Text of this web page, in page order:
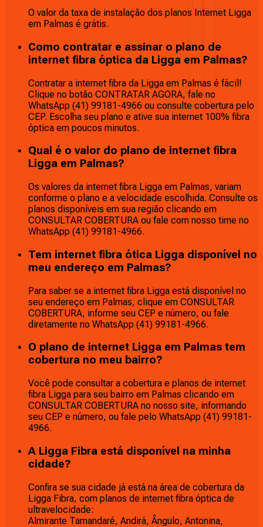
O valor da taxa de instalação dos planos Internet Ligga
em Palmas é grátis.
Como contratar e assinar o plano de
internet fibra óptica da Ligga em Palmas?
Contratar a internet fibra da Ligga em Palmas é fácil!
Clique no botão CONTRATAR AGORA, fale no
WhatsApp (41) 99181-4966 ou consulte cobertura pelo
CEP. Escolha seu plano e ative sua internet 100% fibra
óptica em poucos minutos.
Qual é o valor do plano de internet fibra
Ligga em Palmas?
Os valores da internet fibra Ligga em Palmas, variam
conforme o plano e a velocidade escolhida. Consulte os
planos disponíveis em sua região clicando em
CONSULTAR COBERTURA ou fale com nosso time no
WhatsApp (41) 99181-4966.
Tem internet fibra ótica Ligga disponível no
meu endereço em Palmas?
Para saber se a internet fibra Ligga está disponível no
seu endereço em Palmas, clique em CONSULTAR
COBERTURA, informe seu CEP e número, ou fale
diretamente no WhatsApp (41) 99181-4966.
O plano de internet Ligga em Palmas tem
cobertura no meu bairro?
Você pode consultar a cobertura e planos de internet
fibra Ligga para seu bairro em Palmas clicando em
CONSULTAR COBERTURA no nosso site, informando
seu CEP e número, ou fale pelo WhatsApp (41) 99181-
4966.
A Ligga Fibra está disponível na minha
cidade?
Confira se sua cidade já está na área de cobertura da
Ligga Fibra, com planos de internet fibra óptica de
ultravelocidade:
Almirante Tamandaré, Andirá, Ângulo, Antonina,